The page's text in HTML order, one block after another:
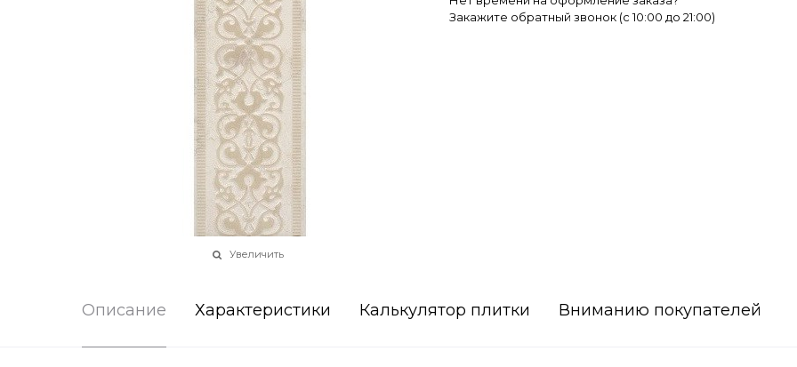
Увеличить
Закажите обратный звонок (c 10:00 до 21:00)
Описание Характеристики Калькулятор плитки Вниманию покупателей